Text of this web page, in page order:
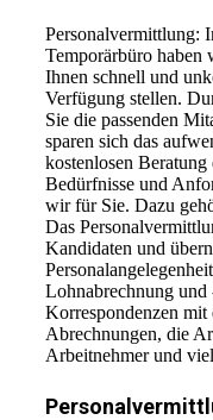
Personalvermittlung:
Temporärbüro
Ihnen schnell und
Verfügung stellen.
Sie die passenden
sparen sich das
kostenlosen
Bedürfnisse und
wir für Sie. Dazu
Das
Kandidaten und
Lohnabrechnung und
Korrespondenzen mit
Abrechnungen, die
Arbeitnehmer und